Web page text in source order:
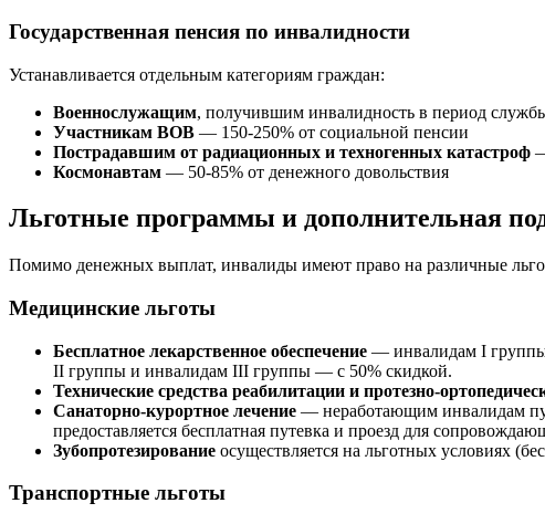
Государственная пенсия по инвалидности
Устанавливается отдельным категориям граждан:
Военнослужащим, получившим инвалидность в период
Участникам ВОВ — 150-250% от социальной пенсии
Пострадавшим от радиационных и техногенных катастроф
Космонавтам — 50-85% от денежного довольствия
Льготные программы и дополнительная
Помимо денежных выплат, инвалиды имеют право на различные
Медицинские льготы
Бесплатное лекарственное обеспечение — инвалидам I группы
II группы и инвалидам III группы — с 50% скидкой.
Технические средства реабилитации и протезно-
Санаторно-курортное лечение — неработающим инвалидам
предоставляется бесплатная путевка и проезд для
Зубопротезирование осуществляется на льготных условиях
Транспортные льготы